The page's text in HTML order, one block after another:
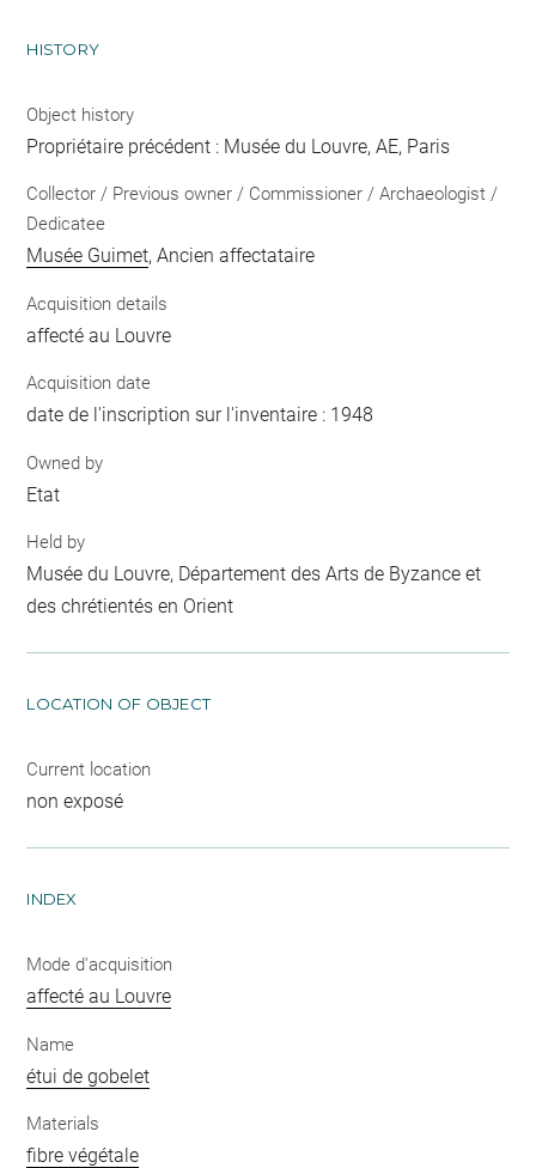
HISTORY
Object history
Propriétaire précédent : Musée du Louvre, AE, Paris
Collector / Previous owner / Commissioner / Archaeologist /
Dedicatee
Musée Guimet, Ancien affectataire
Acquisition details
affecté au Louvre
Acquisition date
date de l'inscription sur l'inventaire : 1948
Owned by
Etat
Held by
Musée du Louvre, Département des Arts de Byzance et
des chrétientés en Orient
LOCATION OF OBJECT
Current location
non exposé
INDEX
Mode d'acquisition
affecté au Louvre
Name
étui de gobelet
Materials
fibre végétale